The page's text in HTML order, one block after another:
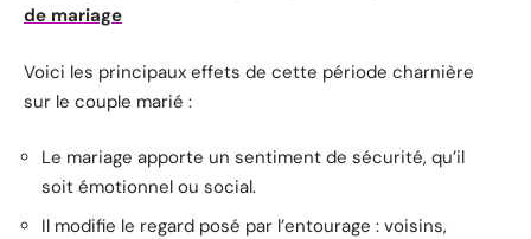
de mariage
Voici les principaux effets de cette période charnière
sur le couple marié :
Le mariage apporte un sentiment de sécurité, qu’il
soit émotionnel ou social.
Il modifie le regard posé par l’entourage : voisins,